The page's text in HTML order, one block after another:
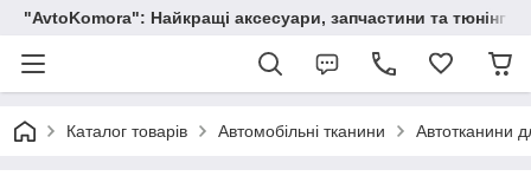
"AvtoKomora": Найкращі аксесуари, запчастини та тюнінг
Каталог товарів Автомобільні тканини Автотканини